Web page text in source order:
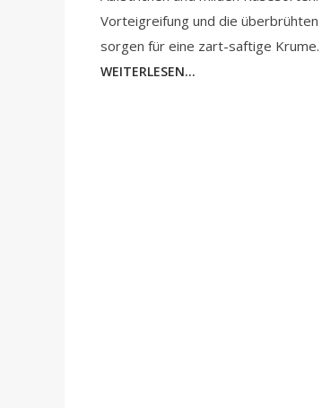
Vorteigreifung und die
sorgen für eine zart-saftige Krume.
WEITERLESEN...